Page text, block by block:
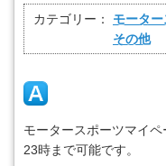
カテゴリー：
モータ
その他
モータースポーツマイ
23時まで可能です。